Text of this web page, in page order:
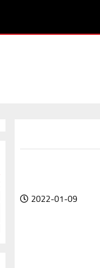
2022-01-09